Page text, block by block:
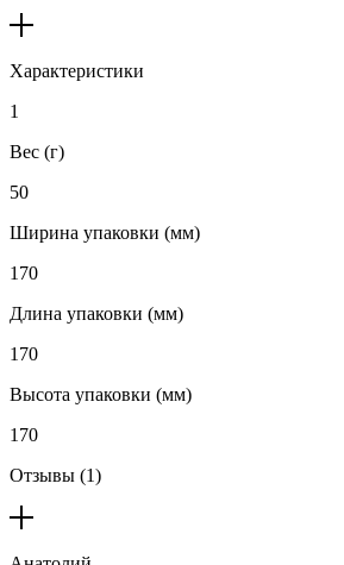
Характеристики
1
Вес (г)
50
Ширина упаковки (мм)
170
Длина упаковки (мм)
170
Высота упаковки (мм)
170
Отзывы (1)